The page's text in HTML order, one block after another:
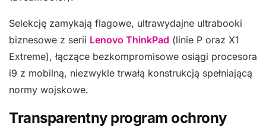
Selekcję zamykają flagowe, ultrawydajne ultrabooki
biznesowe z serii Lenovo ThinkPad (linie P oraz X1
Extreme), łączące bezkompromisowe osiągi procesora
i9 z mobilną, niezwykle trwałą konstrukcją spełniającą
normy wojskowe.
Transparentny program ochrony